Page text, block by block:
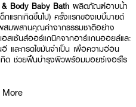
Body Baby Bath ผลิตภัณฑ์อาบน้ำ
กแรกเกิดขึ้นไป) ครั้งแรกของเบบี้มายด์
สมผสานคุณค่าจากธรรมชาติอย่าง
สเซ้นส์ออร์แกนิคจากอาร์แกนออยล์และ
ละกรดไขมันจำเป็น เพื่อความอ่อน
ด ช่วยฟื้นบำรุงผิวพร้อมมอยซ์เจอร์ไร
มชื้น